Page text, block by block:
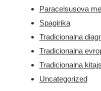
Paracelsusova
Spagirika
Tradicionalna
Tradicionalna
Tradicionalna
Uncategorized